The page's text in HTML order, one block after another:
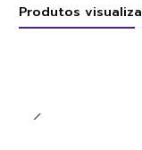
Produtos